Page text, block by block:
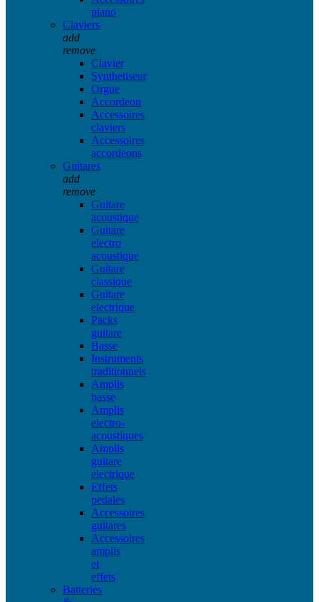
piano
Claviers
add
remove
Clavier
Synthetiseur
Orgue
Accordeon
Accessoires
claviers
Accessoires
accordeons
Guitares
add
remove
Guitare
acoustique
Guitare
electro
acoustique
Guitare
classique
Guitare
electrique
Packs
guitare
Basse
Instruments
traditionnels
Amplis
basse
Amplis
electro-
acoustiques
Amplis
guitare
electrique
Effets
pedales
Accessoires
guitares
Accessoires
amplis
et
effets
Batteries